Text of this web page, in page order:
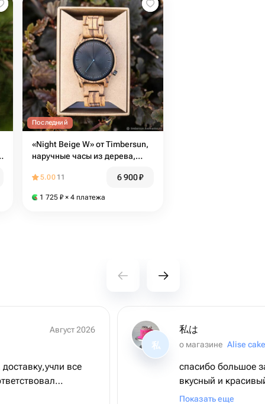
Последний
«Night Beige W» от Timbersun,
наручные часы из дерева,
5.00 11 6 900₽
1 725 ₽ × 4 платежа
Август 2026
все
ещё.
私
私は
о магазине Alise
спасибо большое
вкусный и
сохраности
Показать еще